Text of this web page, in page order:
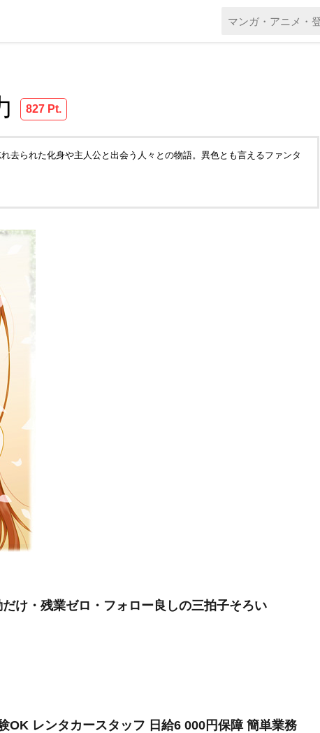
827 Pt.
去られた化身や主人公と出会う人々との物語。異色とも言えるファンタ
け・残業ゼロ・フォロー良しの三拍子そろい
OK レンタカースタッフ 日給6 000円保障 簡単業務